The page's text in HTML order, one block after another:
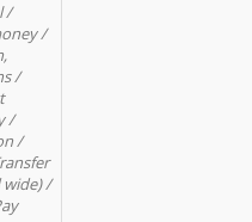
/
/
/
/
/
/